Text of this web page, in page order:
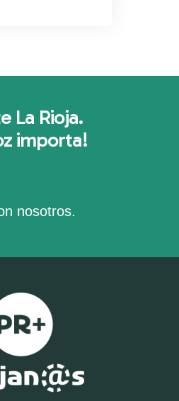
La Rioja.
importa!
nosotros.